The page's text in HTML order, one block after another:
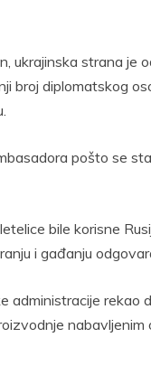
ukrajinska strana je
broj diplomatskog
pošto se
bile korisne
i gađanju
administracije rekao
nabavljenim